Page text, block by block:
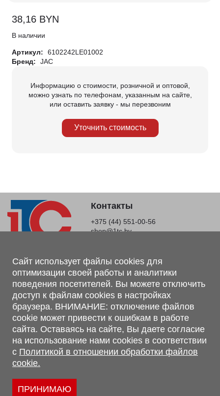
38,16 BYN
В наличии
Артикул:
6102242LE01002
Бренд:
JAC
Информацию о стоимости, розничной и оптовой,
можно узнать по телефонам, указанным на сайте,
или оставить заявку - мы перезвоним
Уточнить стоимость
Контакты
+375 (44) 551-00-56
shop@1tc.by
Магазин, склад
г. Минск, Минский р-н, п. Привольный, ул. Мира, 20А,
223062
г. Брест, ул. Лейтенанта Рябцева, 108 В, 224701
Обращаем Ваше внимание, что вся предоставленная на сайте
информация, касающаяся комплектаций, технических
характеристик, цветовых сочетаний, а также стоимости и
сервисного обслуживания носит информационный характер и
не является публичной офертой, определяемой п.2 ст.407
Гражданского кодекса Республики Беларусь.
Политика обработки персональных данных
Политикой в отношении обработки файлов cookie.
Сайт использует файлы cookies для
оптимизации своей работы и аналитики
поведения посетителей. Вы можете отключить
доступ к файлам cookies в настройках
браузера. ВНИМАНИЕ: отключение файлов
cookie может привести к ошибкам в работе
сайта. Оставаясь на сайте, Вы даете согласие
на использование нами cookies в соответствии
с Политикой в отношении обработки файлов
cookie.
ПРИНИМАЮ